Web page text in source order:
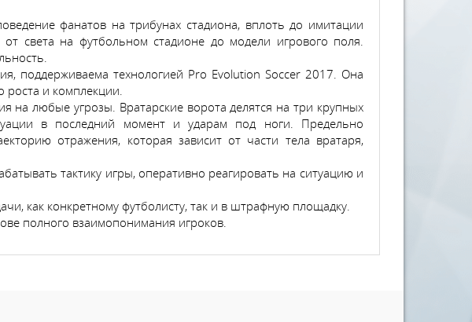
фанатов на трибунах стадиона, вплоть до имитации
света на футбольном стадионе до модели игрового поля.
поддерживаема технологией Pro Evolution Soccer 2017. Она
роста и комплекции.
на любые угрозы. Вратарские ворота делятся на три крупных
в последний момент и ударам под ноги. Предельно
отражения, которая зависит от части тела вратаря,
тактику игры, оперативно реагировать на ситуацию и
как конкретному футболисту, так и в штрафную площадку.
полного взаимопонимания игроков.